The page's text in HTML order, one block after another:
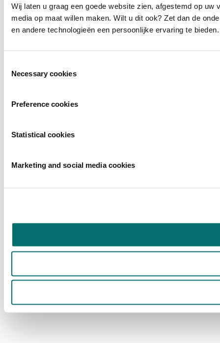
Wij laten u graag een goede website zien, afgestemd op
media op maat willen maken. Wilt u dit ook? Zet dan de
en andere technologieën een persoonlijke ervaring te bieden.
Necessary cookies
Preference cookies
Statistical cookies
Marketing and social media cookies